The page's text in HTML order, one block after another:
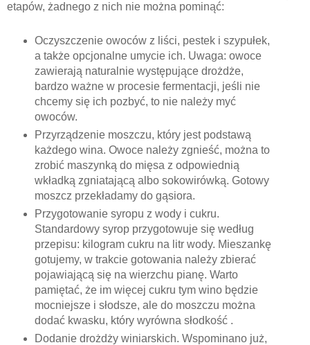
etapów, żadnego z nich nie można pominąć:
Oczyszczenie owoców z liści, pestek i szypułek,
a także opcjonalne umycie ich. Uwaga: owoce
zawierają naturalnie występujące drożdże,
bardzo ważne w procesie fermentacji, jeśli nie
chcemy się ich pozbyć, to nie należy myć
owoców.
Przyrządzenie moszczu, który jest podstawą
każdego wina. Owoce należy zgnieść, można to
zrobić maszynką do mięsa z odpowiednią
wkładką zgniatającą albo sokowirówką. Gotowy
moszcz przekładamy do gąsiora.
Przygotowanie syropu z wody i cukru.
Standardowy syrop przygotowuje się według
przepisu: kilogram cukru na litr wody. Mieszankę
gotujemy, w trakcie gotowania należy zbierać
pojawiającą się na wierzchu pianę. Warto
pamiętać, że im więcej cukru tym wino będzie
mocniejsze i słodsze, ale do moszczu można
dodać kwasku, który wyrówna słodkość .
Dodanie drożdży winiarskich. Wspominano już,